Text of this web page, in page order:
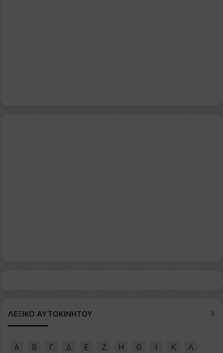
ΛΕΞΙΚΟ ΑΥΤΟΚΙΝΗΤΟΥ
Α Β Γ Δ Ε Ζ Η Θ Ι Κ Λ